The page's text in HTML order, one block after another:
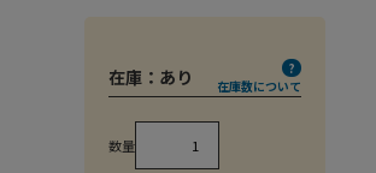
在庫： あり 在庫数について
数量